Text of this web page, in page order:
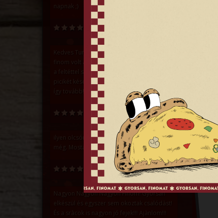
Kedves Turbó Pizzéria Csapat! Nagyon
finom volt a pizza, nem volt vékony a tészta,
a feltéttel sem spóroltatok. A futár egy
picikét késett, de a pizzátok kárpótolt! Csak
így tovább! :)
Farkas Detty
ilyen olcsón ilyen jó minőségűt nem ettem
még. Mostantól innen fogok rendelni! :D
Bálint Bokor
Nagyon Nagyon Nagyon Finom! Gyorsan
elkészül és egyszer sem okoztak csalódàst!
És a sràcok is nagyon jó fejek!!! Ajànlom!!!